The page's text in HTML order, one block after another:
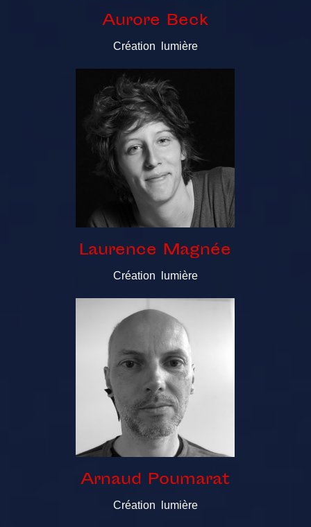
Aurore Beck
Création lumière
Laurence Magnée
Création lumière
Arnaud Poumarat
Création lumière